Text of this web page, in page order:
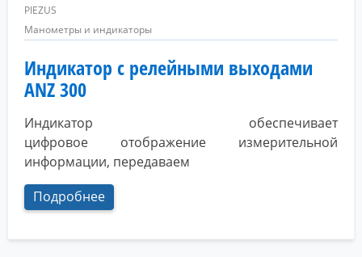
PIEZUS
Манометры и индикаторы
Индикатор с релейными выходами
ANZ 300
Индикатор обеспечивает
цифровое отображение измерительной
информации, передаваем
Подробнее